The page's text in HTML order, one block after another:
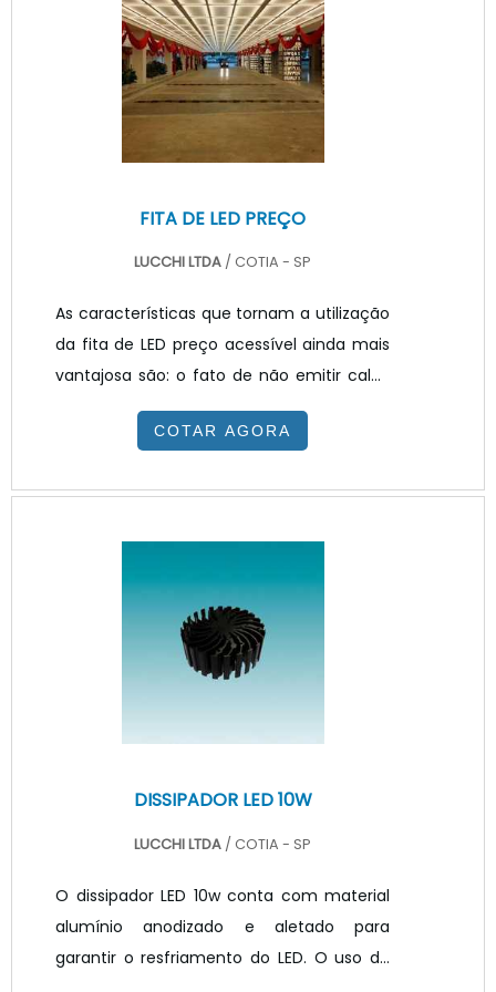
luzes provindas de lâmpada de
led.INFORMAÇÕES IMPORTANTES SOBRE O
PRODUTOExistem várias situações e locais
para se usar uma iluminação feita co.
FITA DE LED PREÇO
LUCCHI LTDA / COTIA - SP
As características que tornam a utilização
da fita de LED preço acessível ainda mais
vantajosa são: o fato de não emitir calor,
nem raios infravermelho ou ultravioleta,
não danificam o tecido e proporcionam o
apresenta resistência, alta durabilidade e
adaptada conforme o tipo de aplicação
permitindo criar elementos com
dimensões distintas, em função da
possibilidade do seccionamento da fita a
COTAR AGORA
DISSIPADOR LED 10W
LUCCHI LTDA / COTIA - SP
O dissipador LED 10w conta com material
alumínio anodizado e aletado para
garantir o resfriamento do LED. O uso do